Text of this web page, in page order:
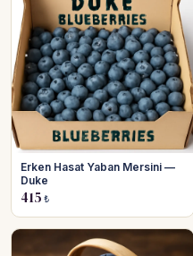
Erken Hasat Yaban Mersini —
Duke
415 ₺